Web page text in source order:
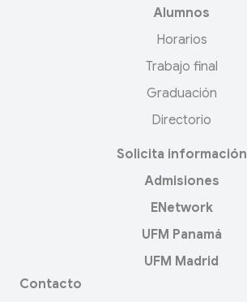
Alumnos
Horarios
Trabajo final
Graduación
Directorio
Solicita información
Admisiones
ENetwork
UFM Panamá
UFM Madrid
Contacto